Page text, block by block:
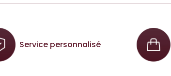
Service personnalisé